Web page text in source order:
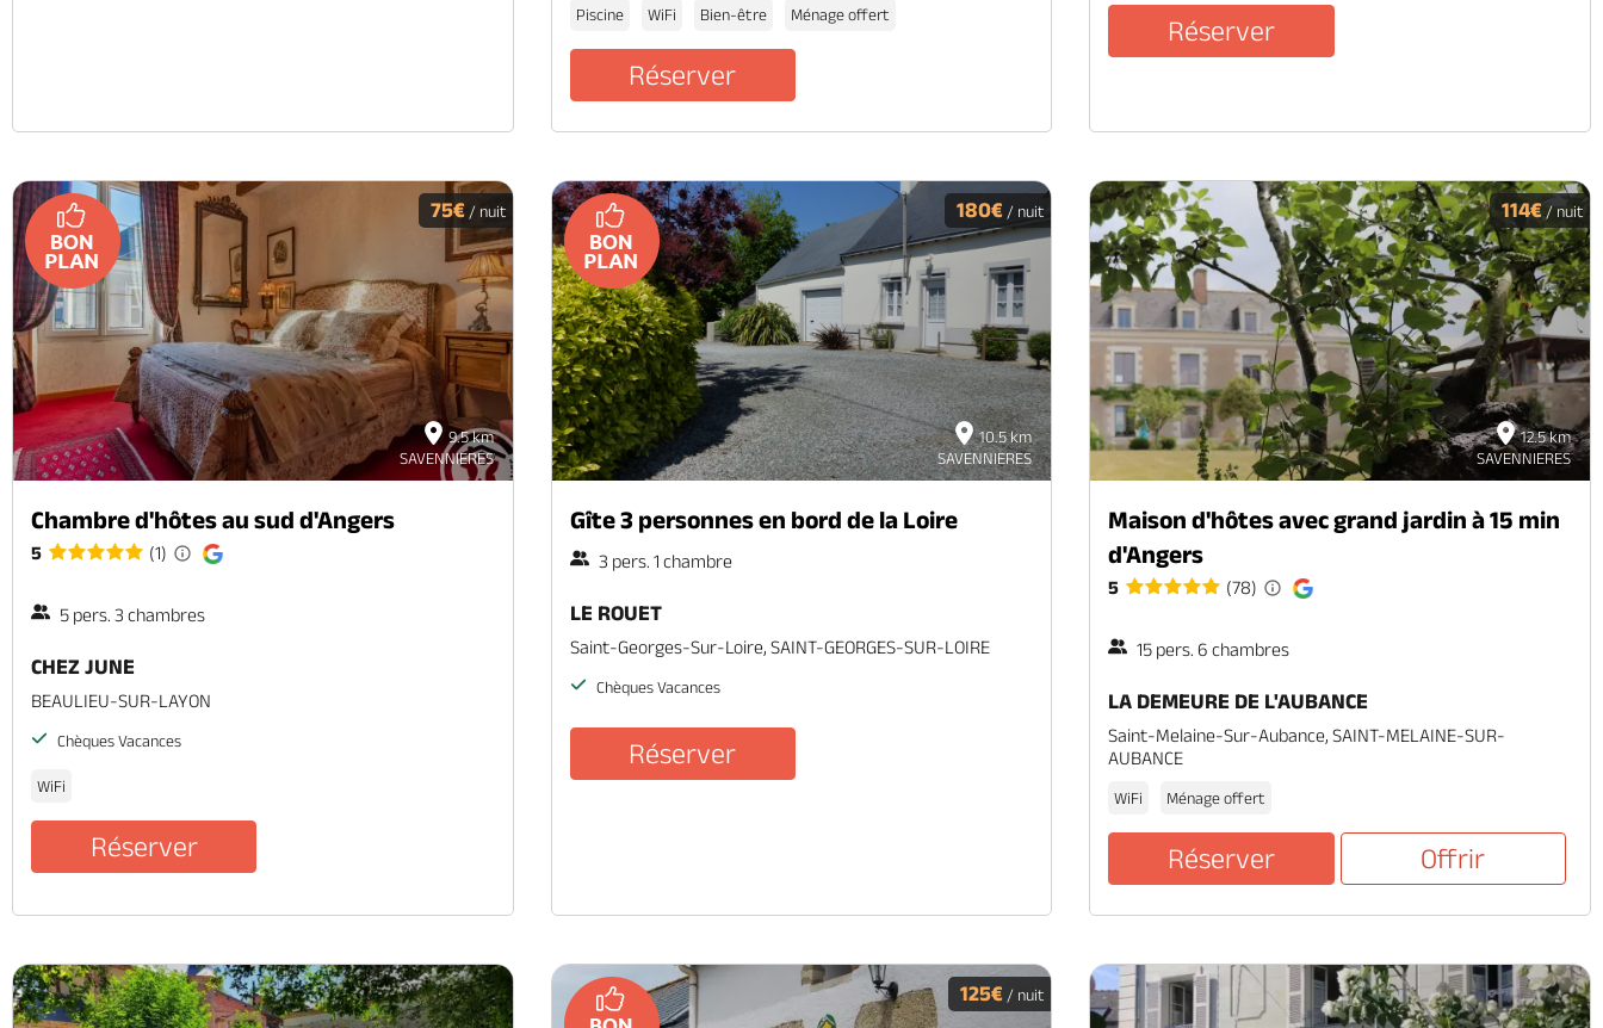
Piscine WiFi Bien-être Ménage offert
Réserver
Réserver
9.5 km
SAVENNIERES
75€/ nuit
Chambre d'hôtes au sud d'Angers
5 (1)
5 pers. 3 chambres
CHEZ JUNE
BEAULIEU-SUR-LAYON
Chèques Vacances
WiFi
Réserver
10.5 km
SAVENNIERES
180€ / nuit
Gîte 3 personnes en bord de la Loire
3 pers. 1 chambre
LE ROUET
Saint-Georges-Sur-Loire, SAINT-GEORGES-SUR-LOIRE
Chèques Vacances
Réserver
12.5 km
SAVENNIERES
114€/ nuit
Maison d'hôtes avec grand jardin à 15 min
d'Angers
5 (78)
15 pers. 6 chambres
LA DEMEURE DE L'AUBANCE
Saint-Melaine-Sur-Aubance, SAINT-MELAINE-SUR-
AUBANCE
WiFi Ménage offert
Réserver Offrir
125€ / nuit